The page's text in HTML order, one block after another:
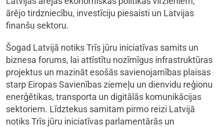
ārējo tirdzniecību, investīciju piesaisti un Latvijas
finanšu sektoru.
Šogad Latvijā notiks Trīs jūru iniciatīvas samits un
biznesa forums, lai attīstītu nozīmīgus infrastruktūras
projektus un mazināt esošās savienojamības plaisas
starp Eiropas Savienības ziemeļu un dienvidu reģionu
enerģētikas, transporta un digitālās komunikācijas
sektoriem. Līdztekus samitam pirmo reizi Latvijā
notiks Trīs jūru iniciatīvas parlamentārās un